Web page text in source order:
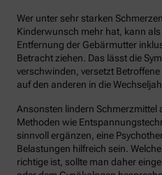
Wer unter sehr starken
Kinderwunsch mehr hat, kann
Entfernung der Gebärmutter
Betracht ziehen. Das lässt die
verschwinden, versetzt
auf den anderen in die
Ansonsten lindern Schmerzmittel
Methoden wie
sinnvoll ergänzen, eine
Belastungen hilfreich sein.
richtige ist, sollte man daher